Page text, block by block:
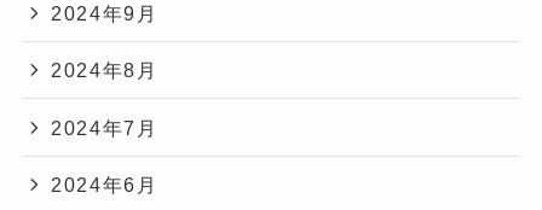
2024年9月
2024年8月
2024年7月
2024年6月